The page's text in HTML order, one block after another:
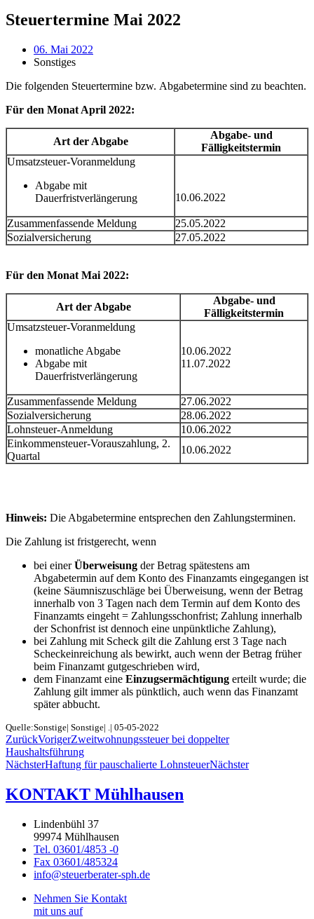
Steuertermine Mai 2022
06. Mai 2022
Sonstiges
Die folgenden Steuertermine bzw. Abgabetermine sind zu beachten.
Für den Monat April 2022:
Art der Abgabe
Abgabe- und
Fälligkeitstermin
Umsatzsteuer-Voranmeldung
Abgabe mit
Dauerfristverlängerung
10.06.2022
Zusammenfassende Meldung
25.05.2022
Sozialversicherung
27.05.2022
Für den Monat Mai 2022:
Art der Abgabe
Abgabe- und
Fälligkeitstermin
Umsatzsteuer-Voranmeldung
monatliche Abgabe
Abgabe mit
Dauerfristverlängerung
10.06.2022
11.07.2022
Zusammenfassende Meldung
27.06.2022
Sozialversicherung
28.06.2022
Lohnsteuer-Anmeldung
10.06.2022
Einkommensteuer-Vorauszahlung, 2.
Quartal
10.06.2022
Hinweis: Die Abgabetermine entsprechen den Zahlungsterminen.
Die Zahlung ist fristgerecht, wenn
bei einerÜberweisung der Betrag spätestens am
Abgabetermin auf dem Konto des Finanzamts eingegangen ist
(keine Säumniszuschläge bei Überweisung, wenn der Betrag
innerhalb von 3 Tagen nach dem Termin auf dem Konto des
Finanzamts eingeht = Zahlungsschonfrist; Zahlung innerhalb
der Schonfrist ist dennoch eine unpünktliche Zahlung),
bei Zahlung mit Scheck gilt die Zahlung erst 3 Tage nach
Scheckeinreichung als bewirkt, auch wenn der Betrag früher
beim Finanzamt gutgeschrieben wird,
dem Finanzamt eine Einzugsermächtigung erteilt wurde; die
Zahlung gilt immer als pünktlich, auch wenn das Finanzamt
später abbucht.
Quelle:Sonstige| Sonstige| .| 05-05-2022
ZurückVorigerZweitwohnungssteuer bei doppelter
Haushaltsführung
NächsterHaftung für pauschalierte LohnsteuerNächster
KONTAKT Mühlhausen
Lindenbühl 37
99974 Mühlhausen
Tel. 03601/4853 -0
Fax 03601/485324
info@steuerberater-sph.de
Nehmen Sie Kontakt
mit uns auf